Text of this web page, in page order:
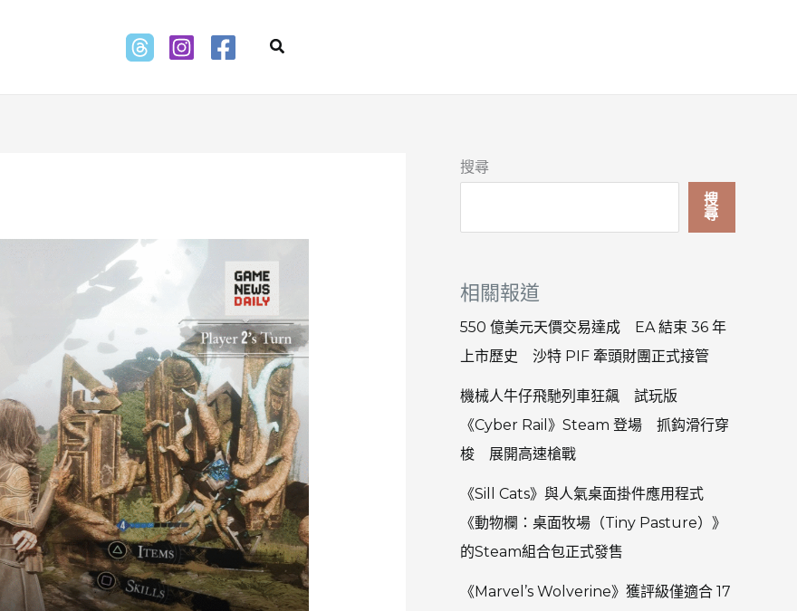
Search
搜尋
搜
尋
相關報道
550 億美元天價交易達成 EA 結束 36 年
上市歷史 沙特 PIF 牽頭財團正式接管
機械人牛仔飛馳列車狂飆 試玩版
《Cyber Rail》Steam 登場 抓鈎滑行穿
梭 展開高速槍戰
《Sill Cats》與人氣桌面掛件應用程式
《動物欄：桌面牧場（Tiny Pasture）》
的Steam組合包正式發售
《Marvel’s Wolverine》獲評級僅適合 17